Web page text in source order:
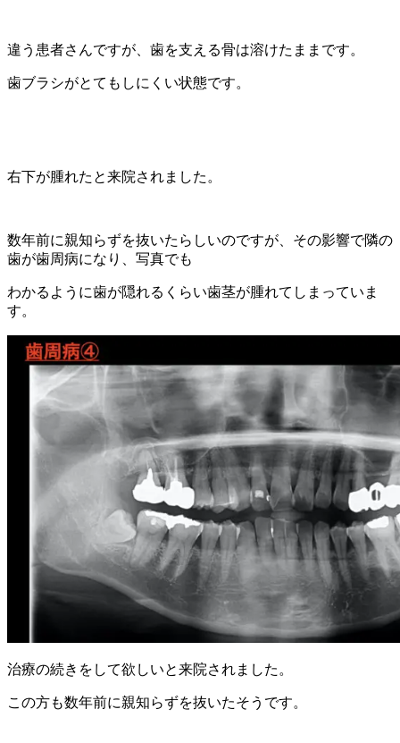
違う患者さんですが、歯を支える骨は溶けたままです。
歯ブラシがとてもしにくい状態です。
右下が腫れたと来院されました。
数年前に親知らずを抜いたらしいのですが、その影響で隣の
歯が歯周病になり、写真でも
わかるように歯が隠れるくらい歯茎が腫れてしまっていま
す。
治療の続きをして欲しいと来院されました。
この方も数年前に親知らずを抜いたそうです。